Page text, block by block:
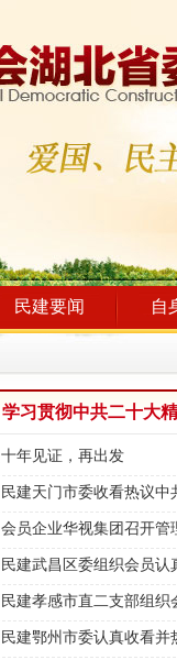
民建要闻 自
学习贯彻中共二十大
十年见证，再出发
民建天门市委收看热议中
会员企业华视集团召开管
民建武昌区委组织会员
民建孝感市直二支部组
民建鄂州市委认真收看并